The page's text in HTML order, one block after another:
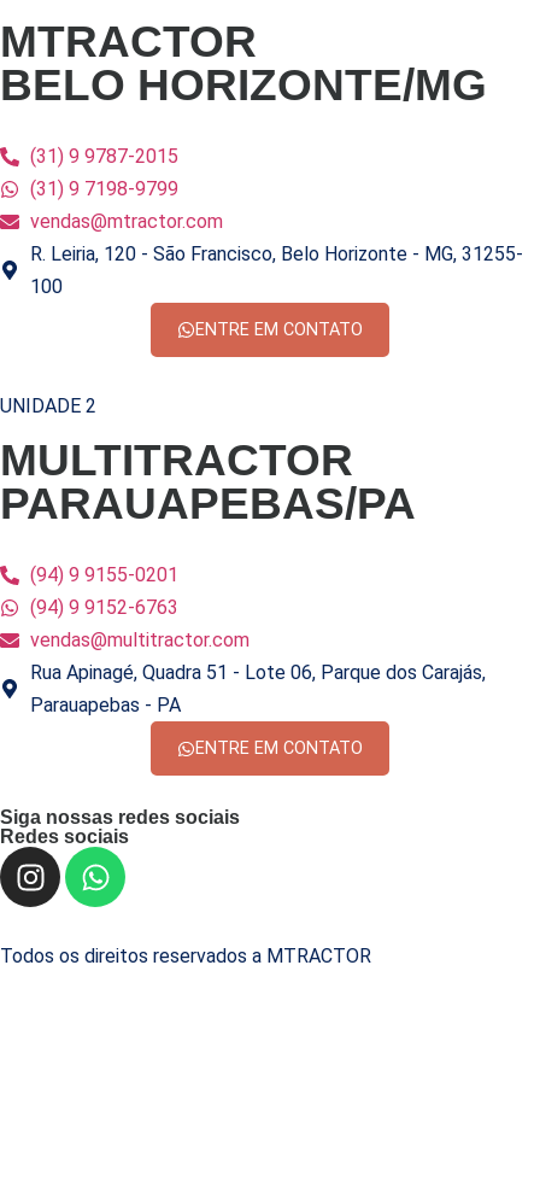
MTRACTOR
BELO HORIZONTE/MG
(31) 9 9787-2015
(31) 9 7198-9799
vendas@mtractor.com
R. Leiria, 120 - São Francisco, Belo Horizonte - MG, 31255-
100
ENTRE EM CONTATO
UNIDADE 2
MULTITRACTOR
PARAUAPEBAS/PA
(94) 9 9155-0201
(94) 9 9152-6763
vendas@multitractor.com
Rua Apinagé, Quadra 51 - Lote 06, Parque dos Carajás,
Parauapebas - PA
ENTRE EM CONTATO
Siga nossas redes sociais
Redes sociais
Todos os direitos reservados a MTRACTOR